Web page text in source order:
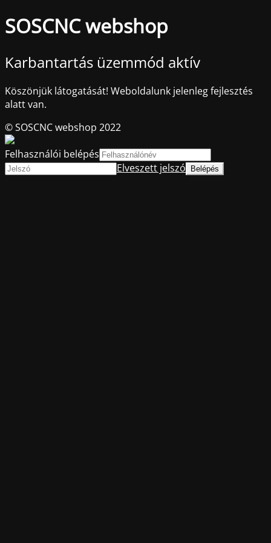
SOSCNC webshop
Karbantartás üzemmód aktív
Köszönjük látogatását! Weboldalunk jelenleg fejlesztés
alatt van.
© SOSCNC webshop 2022
Felhasználói belépés
Elveszett jelszó